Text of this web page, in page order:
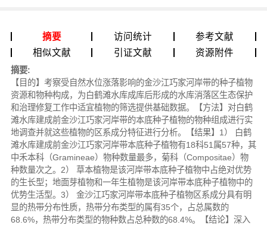
摘要 访问统计
参考文献
相似文献
引证文献 资源附件
摘要:
【目的】考察受自然水位涨落影响的金沙江巧家河岸带的种子植物
资源和物种构成，为白鹤滩水库成库后形成的水库消落区生态保护
和治理修复工作中适宜植物的筛选提供基础数据。【方法】对白鹤
滩水库建成前金沙江巧家河岸带的本底种子植物的物种组成进行实
地调查并就这些植物的区系成分特征进行分析。【结果】1） 白鹤
滩水库建成前金沙江巧家河岸带本底种子植物有18科51属57种，其
中禾本科（Gramineae）物种数量最多，菊科（Compositae）物
种数量次之。2） 草本植物是该河岸带本底种子植物中占绝对优势
的生长型；地面芽植物和一年生植物是该河岸带本底种子植物中的
优势生活型。3） 金沙江巧家河岸带本底种子植物区系成分具有明
显的热带分布性质，热带分布类型的属有35个，占总属数的
68.6%，热带分布类型的物种数占总种数的68.4%。【结论】深入